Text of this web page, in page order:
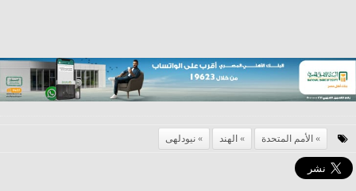
الأمم المتحدة الهند نيودلهى